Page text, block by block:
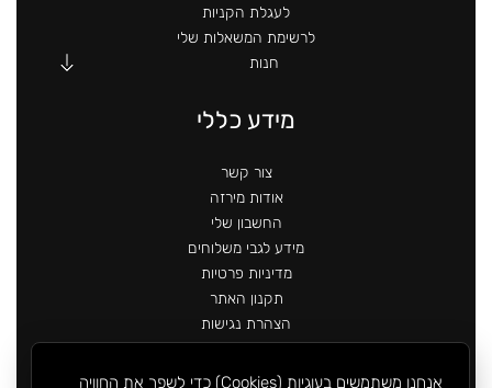
לעגלת הקניות
לרשימת המשאלות שלי
חנות
מידע כללי
צור קשר
אודות מירזה
החשבון שלי
מידע לגבי משלוחים
מדיניות פרטיות
תקנון האתר
הצהרת נגישות
אנחנו משתמשים בעוגיות (Cookies) כדי לשפר את החוויה